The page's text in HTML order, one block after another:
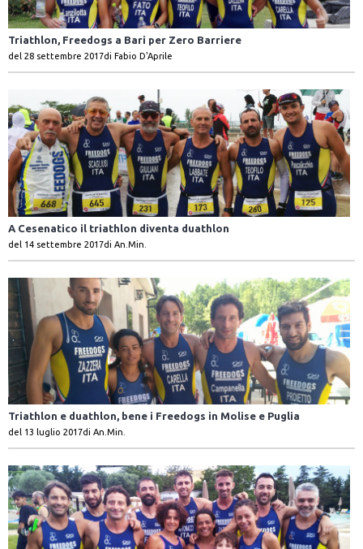
Triathlon, Freedogs a Bari per Zero Barriere
del 28 settembre 2017di Fabio D'Aprile
A Cesenatico il triathlon diventa duathlon
del 14 settembre 2017di An.Min.
Triathlon e duathlon, bene i Freedogs in Molise e Puglia
del 13 luglio 2017di An.Min.